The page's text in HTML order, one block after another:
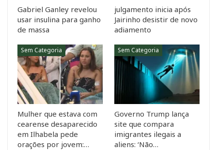
Gabriel Ganley revelou
usar insulina para ganho
de massa
julgamento inicia após
Jairinho desistir de novo
adiamento
Sem Categoria
Mulher que estava com
cearense desaparecido
em Ilhabela pede
orações por jovem:…
Sem Categoria
Governo Trump lança
site que compara
imigrantes ilegais a
aliens: ‘Não…